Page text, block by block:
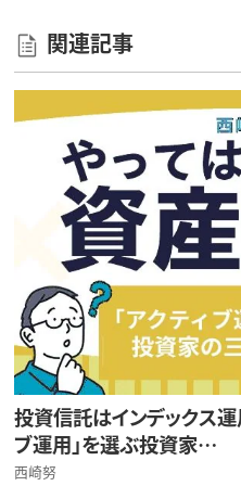
関連記事
投資信託はインデックス運
ブ運用」を選ぶ投資家…
西崎努